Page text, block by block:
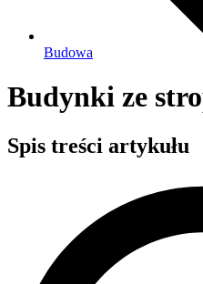
Budowa
Budynki ze
Spis treści artykułu